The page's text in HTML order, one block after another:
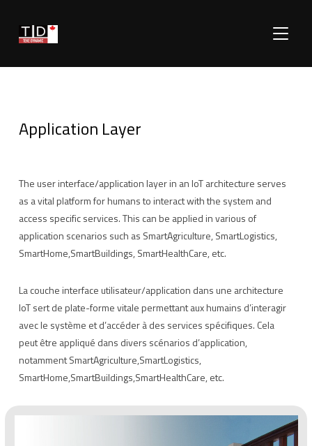
Application Layer
The user interface/application layer in an IoT architecture serves
as a vital platform for humans to interact with the system and
access specific services. This can be applied in various of
application scenarios such as SmartAgriculture, SmartLogistics,
SmartHome,SmartBuildings, SmartHealthCare, etc.
La couche interface utilisateur/application dans une architecture
IoT sert de plate-forme vitale permettant aux humains d’interagir
avec le système et d’accéder à des services spécifiques. Cela
peut être appliqué dans divers scénarios d’application,
notamment SmartAgriculture,SmartLogistics,
SmartHome,SmartBuildings,SmartHealthCare, etc.